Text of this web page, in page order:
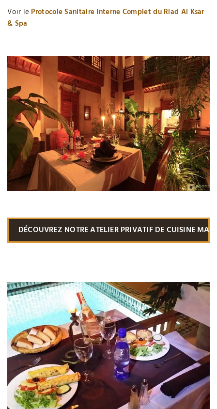
Voir le Protocole Sanitaire Interne Complet du Riad Al Ksar
& Spa
DÉCOUVREZ NOTRE ATELIER PRIVATIF DE CUISINE